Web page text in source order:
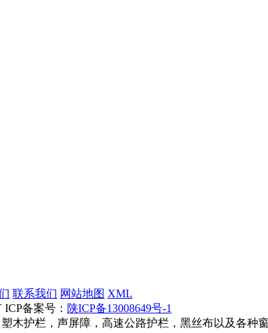
联系我们 网站地图 XML
备案号： 陕ICP备13008649号-1
木护栏，声屏障，高速公路护栏，黑丝布以及各